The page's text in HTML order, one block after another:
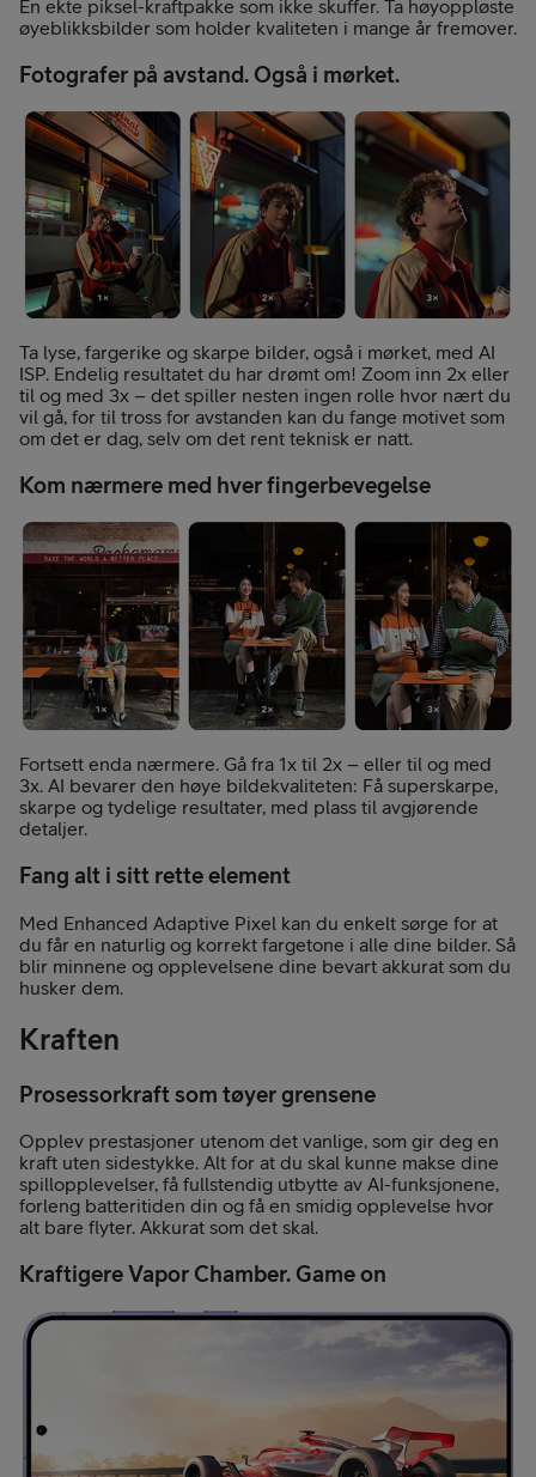
En ekte piksel-kraftpakke som ikke skuffer. Ta høyoppløste
øyeblikksbilder som holder kvaliteten i mange år fremover.
Fotografer på avstand. Også i mørket.
Ta lyse, fargerike og skarpe bilder, også i mørket, med AI
ISP. Endelig resultatet du har drømt om! Zoom inn 2x eller
til og med 3x – det spiller nesten ingen rolle hvor nært du
vil gå, for til tross for avstanden kan du fange motivet som
om det er dag, selv om det rent teknisk er natt.
Kom nærmere med hver fingerbevegelse
Fortsett enda nærmere. Gå fra 1x til 2x – eller til og med
3x. AI bevarer den høye bildekvaliteten: Få superskarpe,
skarpe og tydelige resultater, med plass til avgjørende
detaljer.
Fang alt i sitt rette element
Med Enhanced Adaptive Pixel kan du enkelt sørge for at
du får en naturlig og korrekt fargetone i alle dine bilder. Så
blir minnene og opplevelsene dine bevart akkurat som du
husker dem.
Kraften
Prosessorkraft som tøyer grensene
Opplev prestasjoner utenom det vanlige, som gir deg en
kraft uten sidestykke. Alt for at du skal kunne makse dine
spillopplevelser, få fullstendig utbytte av AI-funksjonene,
forleng batteritiden din og få en smidig opplevelse hvor
alt bare flyter. Akkurat som det skal.
Kraftigere Vapor Chamber. Game on